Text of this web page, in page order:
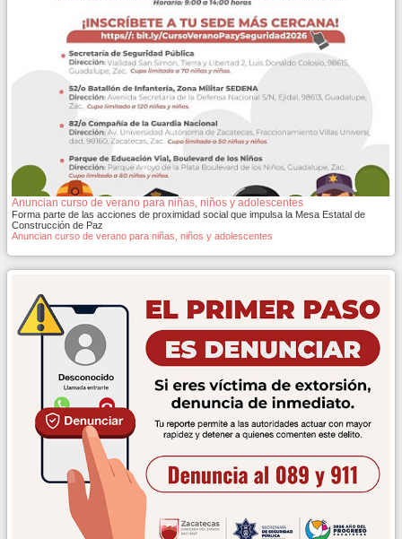
Anuncian curso de verano para niñas, niños y adolescentes
Forma parte de las acciones de proximidad social que impulsa la Mesa Estatal de
Construcción de Paz
Anuncian curso de verano para niñas, niños y adolescentes